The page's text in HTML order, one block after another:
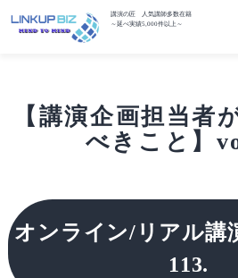
講演の匠 人気講師多数在籍
～延べ実績5,000件以上～
【講演企画担当者
べきこと】
オンライン/リアル講
113.